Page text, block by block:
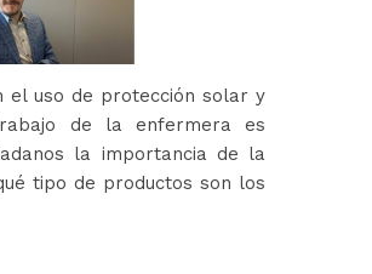
el uso de protección solar y
de la enfermera es
la importancia de la
tipo de productos son los